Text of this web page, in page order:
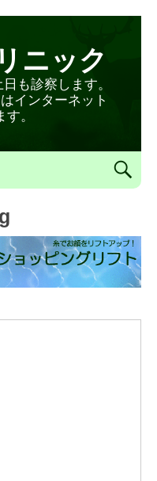
ニック
も診察します。
インターネット
。